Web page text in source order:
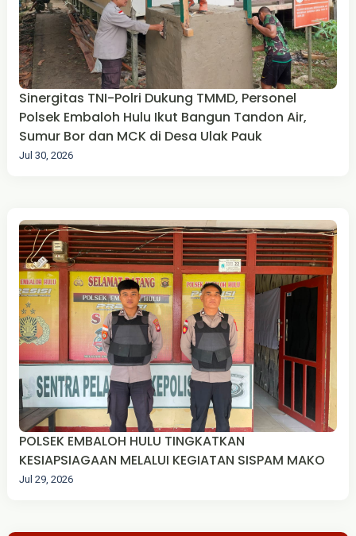
Sinergitas TNI-Polri Dukung TMMD, Personel
Polsek Embaloh Hulu Ikut Bangun Tandon Air,
Sumur Bor dan MCK di Desa Ulak Pauk
Jul 30, 2026
POLSEK EMBALOH HULU TINGKATKAN
KESIAPSIAGAAN MELALUI KEGIATAN SISPAM MAKO
Jul 29, 2026